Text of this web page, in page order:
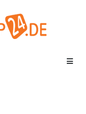
Menü